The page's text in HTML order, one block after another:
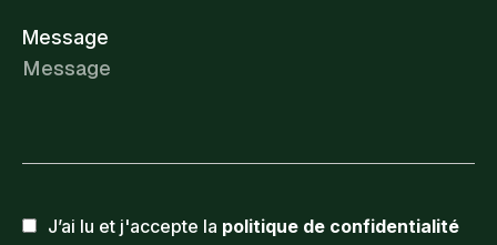
Message
J’ai lu et j'accepte la politique de confidentialité